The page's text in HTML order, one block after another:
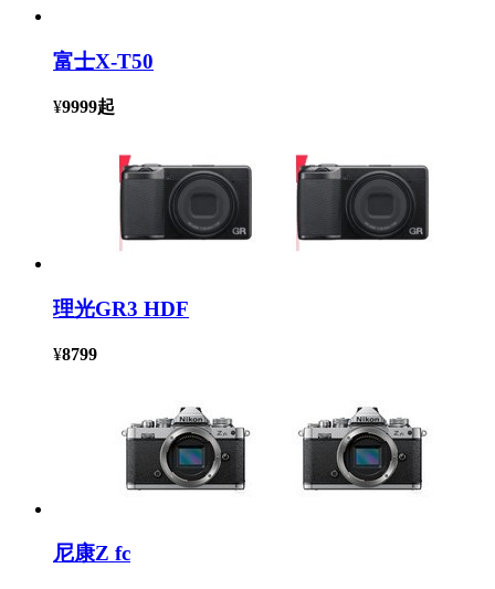
富士X-T50
¥9999起
理光GR3 HDF
¥8799
尼康Z fc